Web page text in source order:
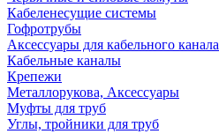
Кабеленесущие системы
Гофротрубы
Аксессуары для кабельного канала
Кабельные каналы
Крепежи
Металлорукова, Аксессуары
Муфты для труб
Углы, тройники для труб